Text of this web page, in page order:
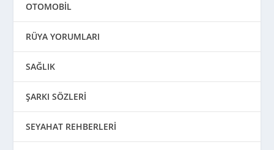
OTOMOBİL
RÜYA YORUMLARI
SAĞLIK
ŞARKI SÖZLERİ
SEYAHAT REHBERLERİ